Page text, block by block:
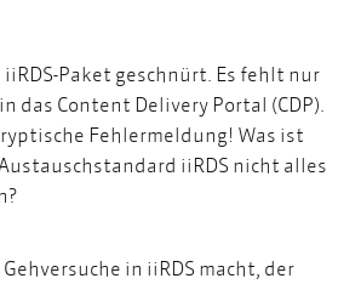
Paket geschnürt. Es fehlt nur
das Content Delivery Portal (CDP).
Fehlermeldung! Was ist
Austauschstandard iiRDS nicht alles
in iiRDS macht, der